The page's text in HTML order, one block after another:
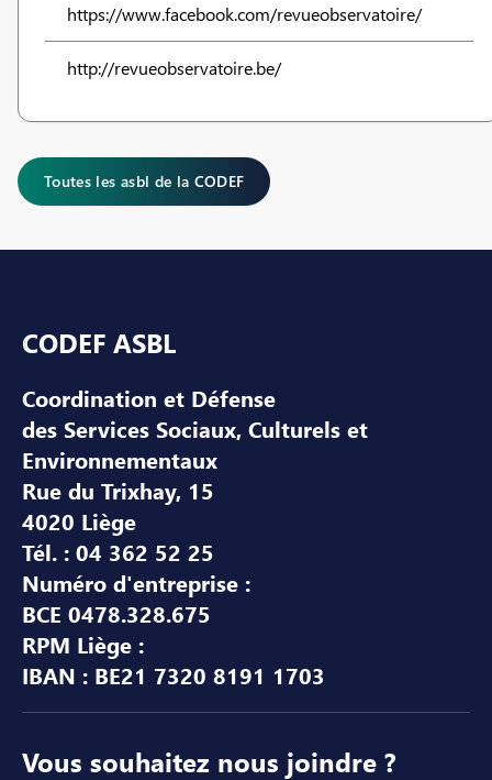
https://www.facebook.com/revueobservatoire/
http://revueobservatoire.be/
Toutes les asbl de la CODEF
CODEF ASBL
Coordination et Défense
des Services Sociaux, Culturels et
Environnementaux
Rue du Trixhay, 15
4020 Liège
Tél. : 04 362 52 25
Numéro d'entreprise :
BCE 0478.328.675
RPM Liège :
IBAN : BE21 7320 8191 1703
Vous souhaitez nous joindre ?